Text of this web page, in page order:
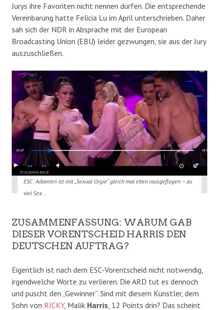
Jurys ihre Favoriten nicht nennen dürfen. Die entsprechende
Vereinbarung hatte Felicia Lu im April unterschrieben. Daher
sah sich der NDR in Absprache mit der European
Broadcasting Union (EBU) leider gezwungen, sie aus der Jury
auszuschließen.
ESC: Albanien ist mit „Sexual Orgie“ gleich mal eben rausgeflogen – zu
viel Sex…
ZUSAMMENFASSUNG: WARUM GAB
DIESER VORENTSCHEID HARRIS DEN
DEUTSCHEN AUFTRAG?
Eigentlich ist nach dem ESC-Vorentscheid nicht notwendig,
irgendwelche Worte zu verlieren. Die ARD tut es dennoch
und puscht den „Gewinner“. Sind mit diesem Künstler, dem
Sohn von RICKY, Malik Harris, 12 Points drin? Das scheint